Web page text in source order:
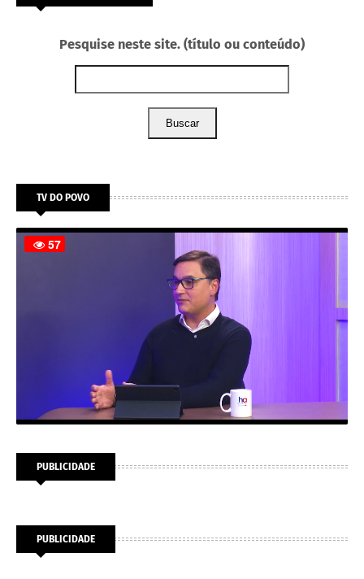
Pesquise neste site. (título ou conteúdo)
Buscar
TV DO POVO
PUBLICIDADE
PUBLICIDADE